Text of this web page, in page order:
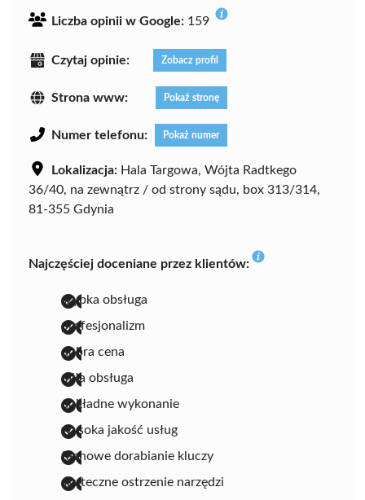
Liczba opinii w Google: 159
Czytaj opinie: Zobacz profil
Strona www: Pokaż stronę
Numer telefonu: Pokaż numer
Lokalizacja: Hala Targowa, Wójta Radtkego
36/40, na zewnątrz / od strony sądu, box 313/314,
81-355 Gdynia
Najczęściej doceniane przez klientów:
szybka obsługa
profesjonalizm
dobra cena
miła obsługa
dokładne wykonanie
wysoka jakość usług
fachowe dorabianie kluczy
skuteczne ostrzenie narzędzi